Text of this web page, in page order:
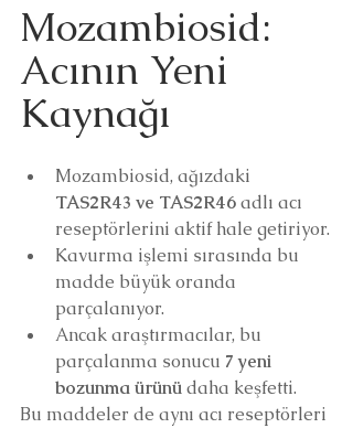
Mozambiosid:
Acının Yeni
Kaynağı
Mozambiosid, ağızdaki
TAS2R43 ve TAS2R46 adlı acı
reseptörlerini aktif hale getiriyor.
Kavurma işlemi sırasında bu
madde büyük oranda
parçalanıyor.
Ancak araştırmacılar, bu
parçalanma sonucu 7 yeni
bozunma ürünü daha keşfetti.
Bu maddeler de aynı acı reseptörleri